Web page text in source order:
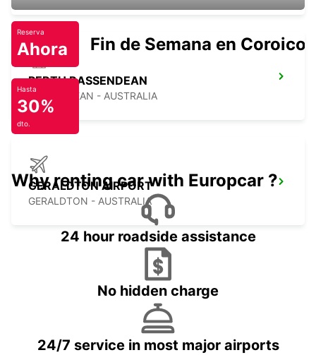
PERTH BASSENDEAN
BASSENDEAN - AUSTRALIA
GERALDTON AIRPORT
GERALDTON - AUSTRALIA
Reserva
Ahora Fin de Semana en Coroico.
Hasta
30%
dto.
Why renting car with Europcar ?
24 hour roadside assistance
No hidden charge
24/7 service in most major airports